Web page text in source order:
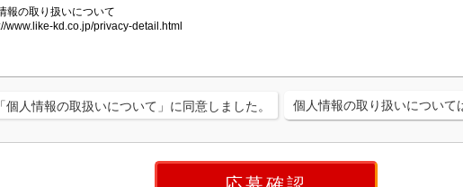
「個人情報の取扱いについて」に同意しました。 個人情報の取り扱いについて